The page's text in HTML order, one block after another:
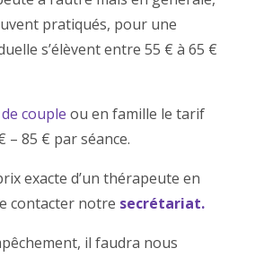
pratiqués, pour une
s’élèvent entre 55 € à 65 €
couple ou en famille le tarif
– 85 € par séance.
exacte d’un thérapeute en
contacter notre secrétariat.
il faudra nous